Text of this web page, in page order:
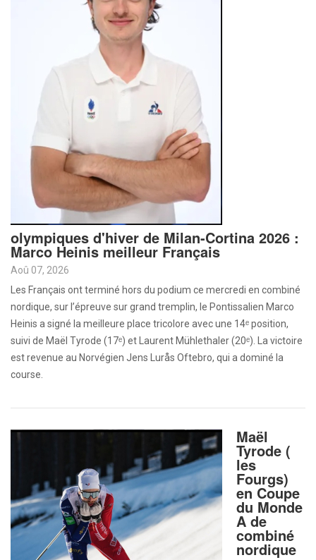
olympiques d'hiver de Milan-Cortina 2026 :
Marco Heinis meilleur Français
Aoû 07, 2026
Les Français ont terminé hors du podium ce mercredi en combiné
nordique, sur l’épreuve sur grand tremplin, le Pontissalien Marco
Heinis a signé la meilleure place tricolore avec une 14ᵉ position,
suivi de Maël Tyrode (17ᵉ) et Laurent Mühlethaler (20ᵉ). La victoire
est revenue au Norvégien Jens Lurås Oftebro, qui a dominé la
course.
Maël
Tyrode (
les
Fourgs)
en Coupe
du Monde
A de
combiné
nordique